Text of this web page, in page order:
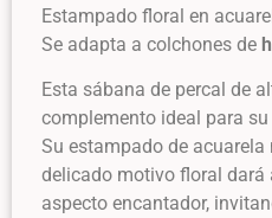
Estampado floral en
Se adapta a colchones de
Esta sábana de percal de
complemento ideal para
Su estampado de
delicado motivo floral dará
aspecto encantador,